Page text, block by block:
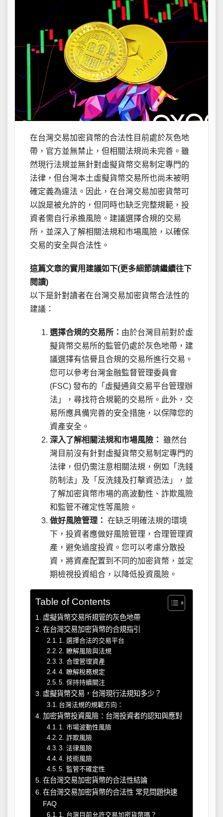
在台灣交易加密貨幣的合法性目前處於灰色地
帶，官方並無禁止，但相關法規尚未完善。雖
然現行法規並無針對虛擬貨幣交易制定專門的
法律，但台灣本土虛擬貨幣交易所也尚未被明
確定義為違法。因此，在台灣交易加密貨幣可
以說是被允許的，但同時也缺乏完整規範，投
資者需自行承擔風險。建議選擇合規的交易
所，並深入了解相關法規和市場風險，以確保
交易的安全與合法性。
這篇文章的實用建議如下(更多細節請繼續往下
閱讀)
以下是針對讀者在台灣交易加密貨幣合法性的
建議：
選擇合規的交易所： 由於台灣目前對於虛
擬貨幣交易所的監管仍處於灰色地帶，建
議選擇有信譽且合規的交易所進行交易。
您可以參考台灣金融監督管理委員會
(FSC) 發布的「虛擬通貨交易平台管理辦
法」，尋找符合規範的交易所。此外，交
易所應具備完善的安全措施，以保障您的
資產安全。
深入了解相關法規和市場風險：
雖然台
灣目前沒有針對虛擬貨幣交易制定專門的
法律，但仍需注意相關法規，例如「洗錢
防制法」及「反洗錢及打擊資恐法」，並
了解加密貨幣市場的高波動性、詐欺風險
和監管不確定性等風險。
做好風險管理： 在缺乏明確法規的環境
下，投資者應做好風險管理，合理管理資
產，避免過度投資。您可以考慮分散投
資，將資產配置到不同的加密貨幣，並定
期檢視投資組合，以降低投資風險。
Table of Contents
虛擬貨幣交易所規管的灰色地帶
在台灣交易加密貨幣的合規指引
1. 選擇合法的交易平台
2. 瞭解風險與法規
3. 合理管理資產
4. 瞭解稅務規定
5. 保持持續關注
虛擬貨幣交易，台灣現行法規知多少？
台灣法規的規範方向：
加密貨幣投資風險：台灣投資者的認知與應對
1. 市場波動性風險
2. 詐欺風險
3. 法律風險
4. 技術風險
5. 監管不確定性
在台灣交易加密貨幣的合法性結論
在台灣交易加密貨幣的合法性 常見問題快速
FAQ
1. 台灣目前允許交易加密貨幣嗎？